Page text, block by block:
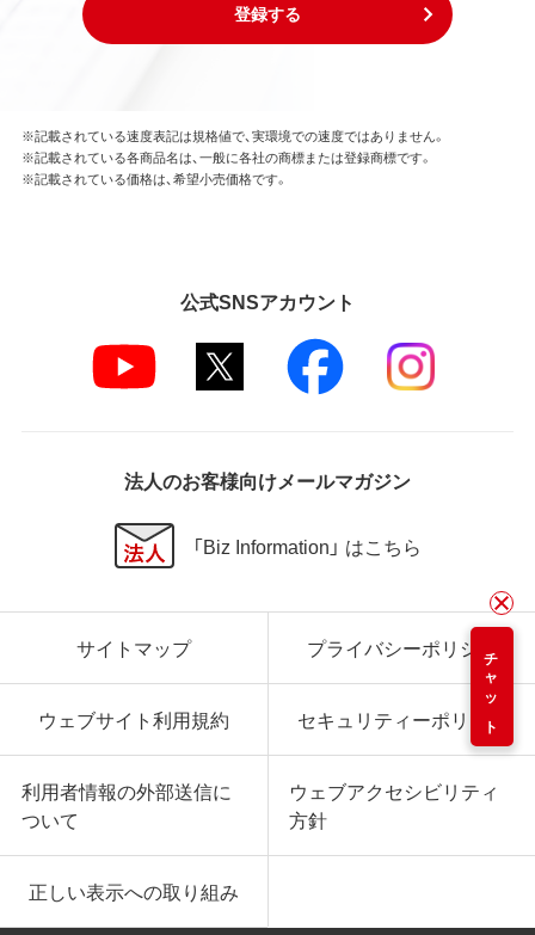
登録する
チャット
※記載されている速度表記は規格値で、実環境での速度ではありません。
※記載されている各商品名は、一般に各社の商標または登録商標です。
※記載されている価格は、希望小売価格です。
公式SNSアカウント
法人のお客様向けメールマガジン
「Biz Information」 はこちら
サイトマップ プライバシーポリシー
ウェブサイト利用規約 セキュリティーポリシー
利用者情報の外部送信に
ついて
ウェブアクセシビリティ
方針
正しい表示への取り組み